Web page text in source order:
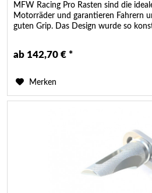
MFW Racing Pro Rasten sind die
Motorräder und garantieren Fahrern
guten Grip. Das Design wurde so
ab 142,70 € *
Merken